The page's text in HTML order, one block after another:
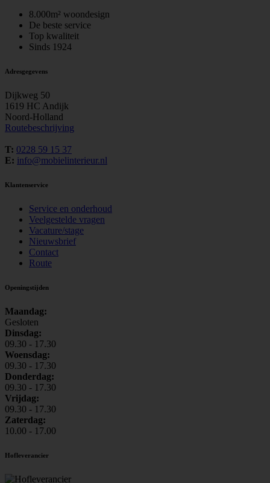
8.000m² woondesign
De beste service
Top kwaliteit
Sinds 1924
Adresgegevens
Dijkweg 50
1619 HC Andijk
Noord-Holland
Routebeschrijving
T: 0228 59 15 37
E: info@mobielinterieur.nl
Klantenservice
Service en onderhoud
Veelgestelde vragen
Vacature/stage
Nieuwsbrief
Contact
Route
Openingstijden
Maandag:
Gesloten
Dinsdag:
09.30 - 17.30
Woensdag:
09.30 - 17.30
Donderdag:
09.30 - 17.30
Vrijdag:
09.30 - 17.30
Zaterdag:
10.00 - 17.00
Hofleverancier